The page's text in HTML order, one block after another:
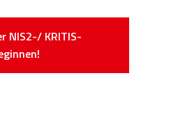
NIS2-/ KRITIS-